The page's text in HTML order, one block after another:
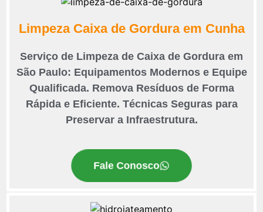
Limpeza Caixa de Gordura em Cunha
Serviço de Limpeza de Caixa de Gordura em
São Paulo: Equipamentos Modernos e Equipe
Qualificada. Remova Resíduos de Forma
Rápida e Eficiente. Técnicas Seguras para
Preservar a Infraestrutura.
Fale Conosco